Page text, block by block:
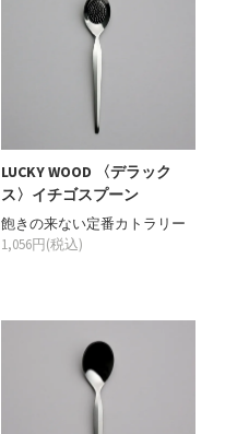
LUCKY WOOD 〈デラック
ス〉イチゴスプーン
飽きの来ない定番カトラリー
1,056円(税込)